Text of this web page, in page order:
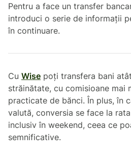
Pentru a face un transfer
introduci o serie de informații
în continuare.
Cu Wise poți transfera bani
străinătate, cu comisioane mai
practicate de bănci. În plus, în
valută, conversia se face la rata
inclusiv în weekend, ceea ce
semnificative.